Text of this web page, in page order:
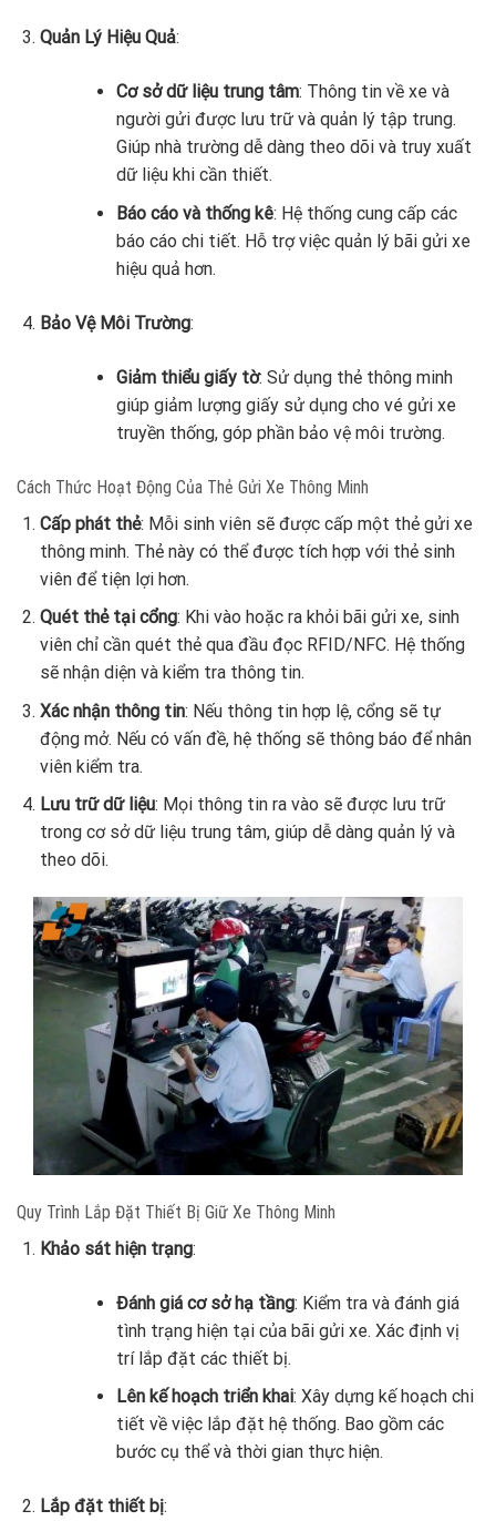
Quản Lý Hiệu Quả:
Cơ sở dữ liệu trung tâm: Thông tin về xe và
người gửi được lưu trữ và quản lý tập trung.
Giúp nhà trường dễ dàng theo dõi và truy xuất
dữ liệu khi cần thiết.
Báo cáo và thống kê: Hệ thống cung cấp các
báo cáo chi tiết. Hỗ trợ việc quản lý bãi gửi xe
hiệu quả hơn.
Bảo Vệ Môi Trường:
Giảm thiểu giấy tờ: Sử dụng thẻ thông minh
giúp giảm lượng giấy sử dụng cho vé gửi xe
truyền thống, góp phần bảo vệ môi trường.
Cách Thức Hoạt Động Của Thẻ Gửi Xe Thông Minh
Cấp phát thẻ: Mỗi sinh viên sẽ được cấp một thẻ gửi xe
thông minh. Thẻ này có thể được tích hợp với thẻ sinh
viên để tiện lợi hơn.
Quét thẻ tại cổng: Khi vào hoặc ra khỏi bãi gửi xe, sinh
viên chỉ cần quét thẻ qua đầu đọc RFID/NFC. Hệ thống
sẽ nhận diện và kiểm tra thông tin.
Xác nhận thông tin: Nếu thông tin hợp lệ, cổng sẽ tự
động mở. Nếu có vấn đề, hệ thống sẽ thông báo để nhân
viên kiểm tra.
Lưu trữ dữ liệu: Mọi thông tin ra vào sẽ được lưu trữ
trong cơ sở dữ liệu trung tâm, giúp dễ dàng quản lý và
theo dõi.
Quy Trình Lắp Đặt Thiết Bị Giữ Xe Thông Minh
Khảo sát hiện trạng:
Đánh giá cơ sở hạ tầng: Kiểm tra và đánh giá
tình trạng hiện tại của bãi gửi xe. Xác định vị
trí lắp đặt các thiết bị.
Lên kế hoạch triển khai: Xây dựng kế hoạch chi
tiết về việc lắp đặt hệ thống. Bao gồm các
bước cụ thể và thời gian thực hiện.
Lắp đặt thiết bị: